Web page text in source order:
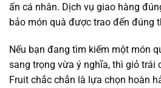
ấn cá nhân. Dịch vụ giao hàng
bảo món quà được trao đến đúng
Nếu bạn đang tìm kiếm một món
sang trọng vừa ý nghĩa, thì giỏ trái
Fruit chắc chắn là lựa chọn hoàn